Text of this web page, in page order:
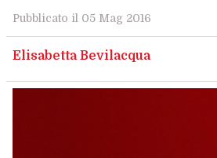
Pubblicato il 05 Mag 2016
Elisabetta Bevilacqua